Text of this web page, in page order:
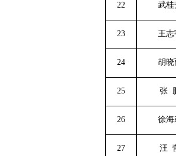
22 武桂
23 王志
24 胡晓
25 张
26 徐海
27 汪